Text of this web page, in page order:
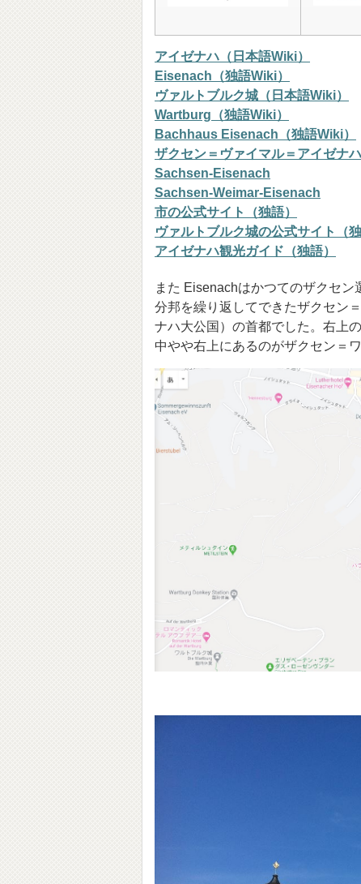
アイゼナハ（日本語Wiki）
Eisenach（独語Wiki）
ヴァルトブルク城（日本語Wiki）
Wartburg（独語Wiki）
Bachhaus Eisenach（独語Wiki）
ザクセン＝ヴァイマル＝アイゼナ
Sachsen-Eisenach
Sachsen-Weimar-Eisenach
市の公式サイト（独語）
ヴァルトブルク城の公式サイト（独
アイゼナハ観光ガイド（独語）
また Eisenachはかつてのザクセ
分邦を繰り返してできたザクセン
ナハ大公国）の首都でした。右上
中やや右上にあるのがザクセン＝